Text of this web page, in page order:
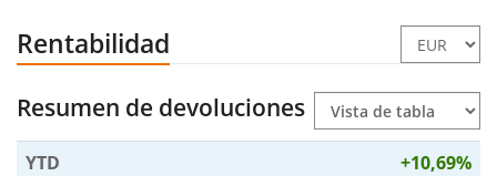
Rentabilidad
Resumen de devoluciones
YTD
+10,69%